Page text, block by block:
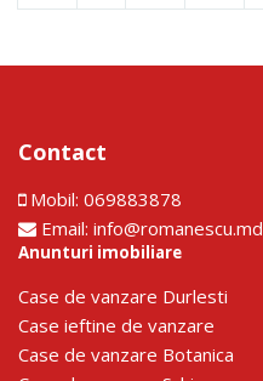
Contact
Mobil: 069883878
Email: info@romanescu.md
Anunturi imobiliare
Сase de vanzare Durlesti
Сase ieftine de vanzare
Сase de vanzare Botanica